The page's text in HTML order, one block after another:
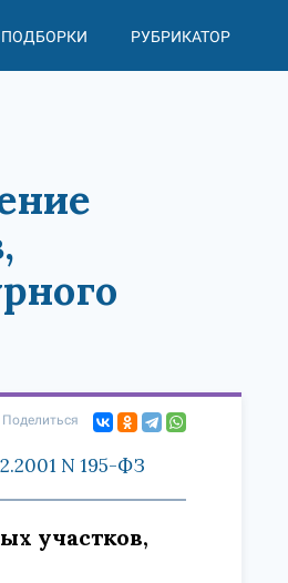
ПОДБОРКИ РУБРИКАТОР
Поделиться
N 195-ФЗ
участков,